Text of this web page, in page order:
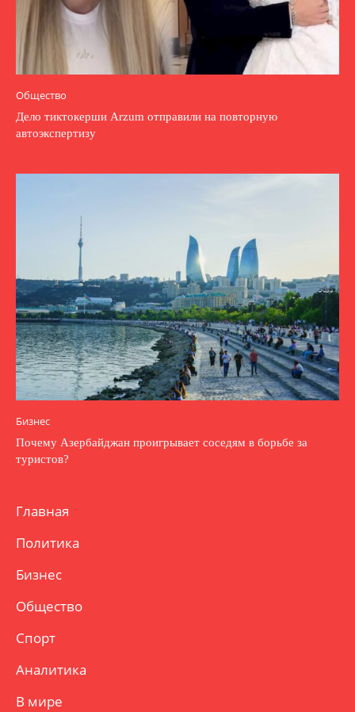
Общество
Дело тиктокерши Arzum отправили на повторную
автоэкспертизу
Бизнес
Почему Азербайджан проигрывает соседям в борьбе за
туристов?
Главная
Политика
Бизнес
Общество
Спорт
Аналитика
В мире